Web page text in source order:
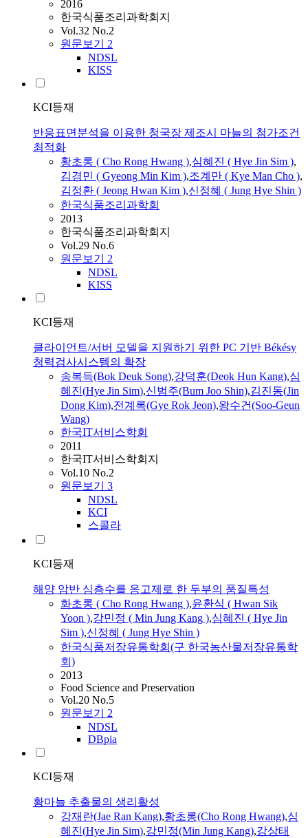
2016
한국식품조리과학회지
Vol.32 No.2
원문보기 2
NDSL
KISS
KCI등재
반응표면분석을 이용한 청국장 제조시 마늘의 첨가조건
최적화
황초롱 ( Cho Rong Hwang ),심혜진 ( Hye Jin Sim ),
김경민 ( Gyeong Min Kim ),조계만 ( Kye Man Cho ),
김정환 ( Jeong Hwan Kim ),신정혜 ( Jung Hye Shin )
한국식품조리과학회
2013
한국식품조리과학회지
Vol.29 No.6
원문보기 2
NDSL
KISS
KCI등재
클라이언트/서버 모델을 지원하기 위한 PC 기반 Békésy
청력검사시스템의 확장
송복득(Bok Deuk Song),강덕훈(Deok Hun Kang),심
혜진(Hye Jin Sim),신범주(Bum Joo Shin),김진동(Jin
Dong Kim),전계록(Gye Rok Jeon),왕수건(Soo-Geun
Wang)
한국IT서비스학회
2011
한국IT서비스학회지
Vol.10 No.2
원문보기 3
NDSL
KCI
스콜라
KCI등재
해양 암반 심층수를 응고제로 한 두부의 품질특성
화초롱 ( Cho Rong Hwang ),윤환식 ( Hwan Sik
Yoon ),강민정 ( Min Jung Kang ),심혜진 ( Hye Jin
Sim ),신정혜 ( Jung Hye Shin )
한국식품저장유통학회(구 한국농산물저장유통학
회)
2013
Food Science and Preservation
Vol.20 No.5
원문보기 2
NDSL
DBpia
KCI등재
황마늘 추출물의 생리활성
강재란(Jae Ran Kang),황초롱(Cho Rong Hwang),심
혜진(Hye Jin Sim),강민정(Min Jung Kang),강상태